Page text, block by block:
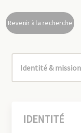
Revenir à la recherche
IDENTITÉ